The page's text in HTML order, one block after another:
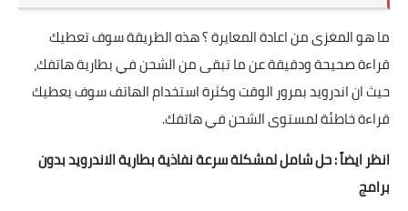
ما هو المغزى من اعادة المعايرة ؟ هذه الطريقة سوف تعطيك
قراءة صحيحة ودقيقة عن ما تبقى من الشحن في بطارية هاتفك،
حيث ان اندرويد بمرور الوقت وكثرة استخدام الهاتف سوف يعطيك
قراءة خاطئة لمستوى الشحن في هاتفك.
انظر ايضاً :حل شامل لمشكلة سرعة نفاذية بطارية الاندرويد بدون
برامج